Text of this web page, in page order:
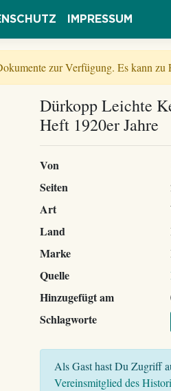
IMPRESSUM
zur Verfügung. Es kann
Dürkopp Leichte
Heft 1920er Jahre
Von
Seiten
Art
Land
Marke
Quelle
Hinzugefügt am
Schlagworte
Als Gast hast Du Zugriff
Vereinsmitglied des